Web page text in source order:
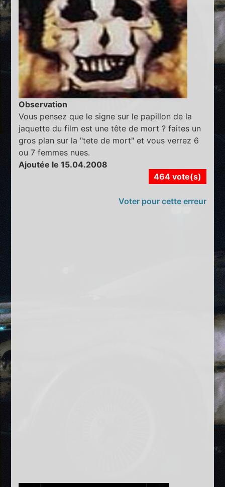
Observation
Vous pensez que le signe sur le papillon de la
jaquette du film est une tête de mort ? faites un
gros plan sur la "tete de mort" et vous verrez 6
ou 7 femmes nues.
Ajoutée le 15.04.2008
464 vote(s)
Voter pour cette erreur